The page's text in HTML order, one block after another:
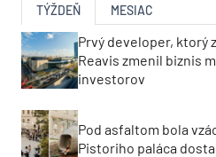
TÝŽDEŇ MESIAC
Prvý developer, ktorý
Reavis zmenil biznis
investorov
Pod asfaltom bola
Pistoriho paláca